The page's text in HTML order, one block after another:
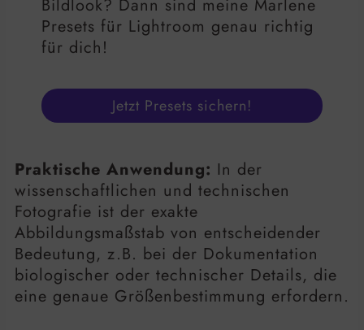
Bildlook? Dann sind meine Marlene
Presets für Lightroom genau richtig
für dich!
Jetzt Presets sichern!
Praktische Anwendung: In der
wissenschaftlichen und technischen
Fotografie ist der exakte
Abbildungsmaßstab von entscheidender
Bedeutung, z.B. bei der Dokumentation
biologischer oder technischer Details, die
eine genaue Größenbestimmung erfordern.